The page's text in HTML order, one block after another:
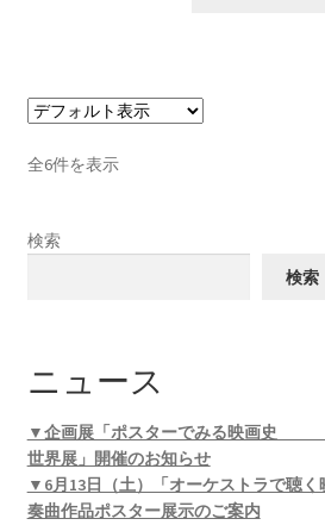
全6件を表示
検索
検索
ニュース
▼企画展「ポスターでみる映画
世界展」開催のお知らせ
▼6月13日（土）「オーケストラで聴
奏曲作品ポスター展示のご案内